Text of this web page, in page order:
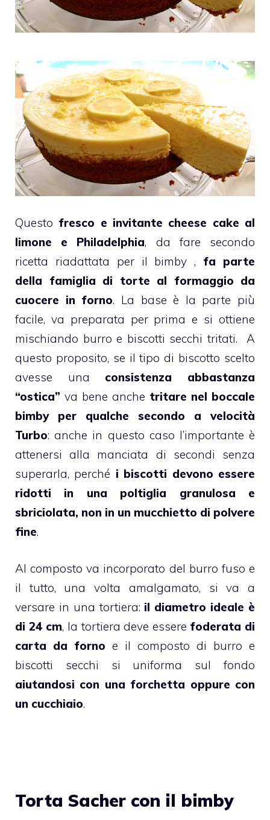
Questo fresco e invitante cheese cake al
limone e Philadelphia, da fare secondo
ricetta riadattata per il bimby , fa parte
della famiglia di torte al formaggio da
cuocere in forno. La base è la parte più
facile, va preparata per prima e si ottiene
mischiando burro e biscotti secchi tritati. A
questo proposito, se il tipo di biscotto scelto
avesse una consistenza abbastanza
“ostica” va bene anche tritare nel boccale
bimbyper qualche secondo a velocità
Turbo: anche in questo caso l’importante è
attenersi alla manciata di secondi senza
superarla, perché i biscotti devono essere
ridotti in una poltiglia granulosa e
sbriciolata, non in un mucchietto di polvere
fine.
Al composto va incorporato del burro fuso e
il tutto, una volta amalgamato, si va a
versare in una tortiera: il diametro ideale è
di 24 cm, la tortiera deve essere foderata di
carta da forno e il composto di burro e
biscotti secchi si uniforma sul fondo
aiutandosi con una forchetta oppure con
un cucchiaio.
Torta Sacher con il bimby